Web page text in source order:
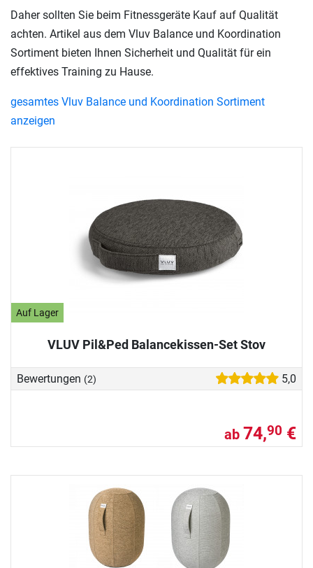
Auf Lager
VLUV Pil&Ped Balancekissen-Set Stov
Bewertungen (2) 5,0
ab 74,90 €
Daher sollten Sie beim Fitnessgeräte Kauf auf Qualität
achten. Artikel aus dem Vluv Balance und Koordination
Sortiment bieten Ihnen Sicherheit und Qualität für ein
effektives Training zu Hause.
gesamtes Vluv Balance und Koordination Sortiment
anzeigen